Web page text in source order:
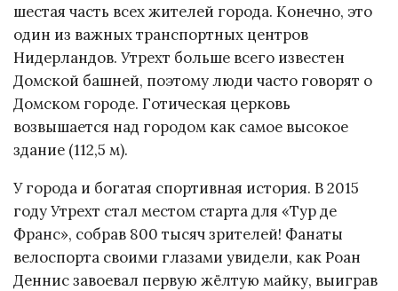
шестая часть всех жителей города. Конечно, это
один из важных транспортных центров
Нидерландов. Утрехт больше всего известен
Домской башней, поэтому люди часто говорят о
Домском городе. Готическая церковь
возвышается над городом как самое высокое
здание (112,5 м).
У города и богатая спортивная история. В 2015
году Утрехт стал местом старта для «Тур де
Франс», собрав 800 тысяч зрителей! Фанаты
велоспорта своими глазами увидели, как Роан
Деннис завоевал первую жёлтую майку, выиграв